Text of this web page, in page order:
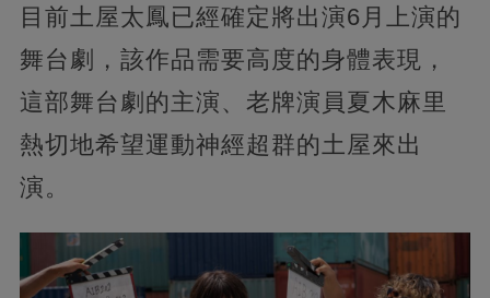
目前土屋太鳳已經確定將出演6月上演的
舞台劇，該作品需要高度的身體表現，
這部舞台劇的主演、老牌演員夏木麻里
熱切地希望運動神經超群的土屋來出
演。